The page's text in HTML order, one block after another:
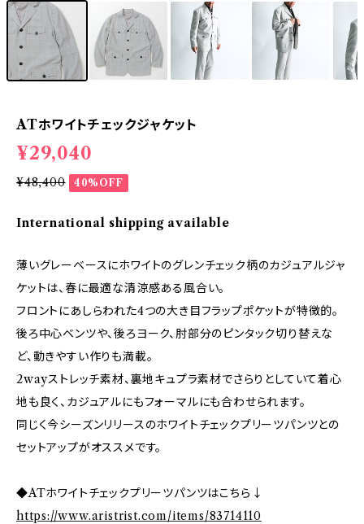
ATホワイトチェックジャケット
¥29,040
¥48,400 40%OFF
International shipping available
薄いグレーベースにホワイトのグレンチェック柄のカジュアルジャ
ケットは、春に最適な清涼感ある風合い。
フロントにあしらわれた4つの大き目フラップポケットが特徴的。
後ろ中心ベンツや、後ろヨーク、肘部分のピンタック切り替えな
ど、動きやすい作りも満載。
2wayストレッチ素材、裏地キュプラ素材でさらりとしていて着心
地も良く、カジュアルにもフォーマルにも合わせられます。
同じく今シーズンリリースのホワイトチェックプリーツパンツとの
セットアップがオススメです。
◆ATホワイトチェックプリーツパンツはこちら↓
https://www.aristrist.com/items/83714110